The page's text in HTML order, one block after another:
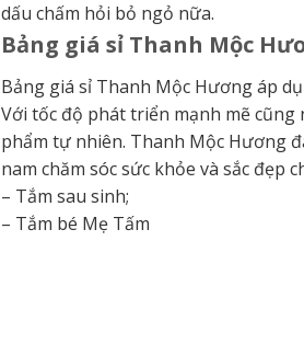
dấu chấm hỏi bỏ ngỏ nữa.
Bảng giá sỉ Thanh Mộc
Bảng giá sỉ Thanh Mộc Hương áp
Với tốc độ phát triển mạnh mẽ
phẩm tự nhiên. Thanh Mộc Hương
nam chăm sóc sức khỏe và sắc đẹp
– Tắm sau sinh;
– Tắm bé Mẹ Tấm